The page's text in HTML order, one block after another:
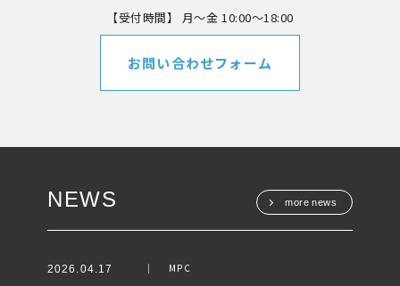
【受付時間】 月～金 10:00～18:00
お問い合わせフォーム
NEWS more news
2026.04.17 MPC